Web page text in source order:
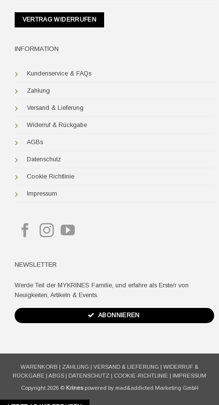
VERTRAG WIDERRUFEN
INFORMATION
Kundenservice & FAQs
Zahlung
Versand & Lieferung
Widerruf & Rückgabe
AGBs
Datenschutz
Cookie Richtlinie
Impressum
NEWSLETTER
Werde Teil der MYKRINES Familie, und erfahre als Erste/r von
Neuigkeiten, Artikeln & Events.
ABONNIEREN
WARENKORB | ZAHLUNG | VERSAND & LIEFERUNG | WIDERRUF &
RÜCKGABE | ABGS | DATENSCHUTZ | COOKIE-RICHTLINIE | IMPRESSUM
Copyright 2026 © Krinespowered by mad&addicted Marketing GmbH